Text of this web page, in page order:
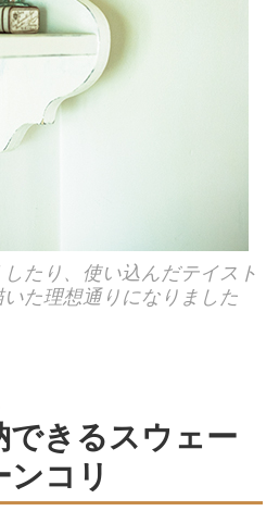
たり、使い込んだテイスト
た理想通りになりました
できるスウェー
コリ